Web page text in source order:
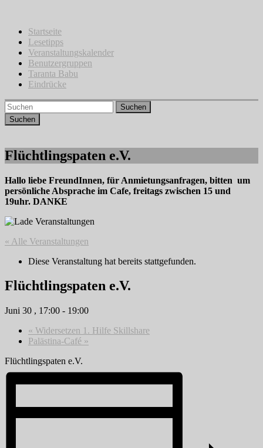
springenStartseite
Lesetipps
Veranstaltungskalender
Benutzergruppen
Taranta Babu
Eindrücke
Suchen
Flüchtlingspaten e.V.
Hallo liebe FreundInnen, für Anmietungsanfragen, bitten um
persönliche Absprache im Cafe, freitags zwischen 15 und
19uhr. DANKE
« Alle Veranstaltungen
Diese Veranstaltung hat bereits stattgefunden.
Flüchtlingspaten e.V.
Juni 30 , 17:00 - 19:00
« Widersetzen 1. Hilfe Skillshare
Palästina-Café »
Flüchtlingspaten e.V.